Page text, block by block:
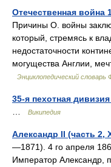
Отечественная война
Причины О. войны
который, стремясь к
недостаточности
могущества Англии,
Энциклопедический
35-я пехотная
Википедия
Александр II (часть 2,
—1871). 4 го апреля
Император Александр,